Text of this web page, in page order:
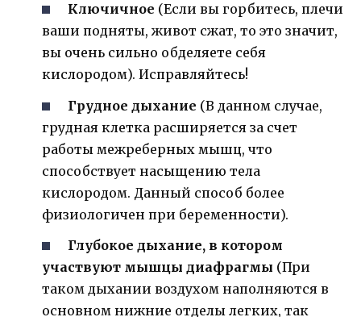
Ключичное (Если вы горбитесь, плечи
ваши подняты, живот сжат, то это значит,
вы очень сильно обделяете себя
кислородом). Исправляйтесь!
Грудное дыхание (В данном случае,
грудная клетка расширяется за счет
работы межреберных мышц, что
способствует насыщению тела
кислородом. Данный способ более
физиологичен при беременности).
Глубокое дыхание, в котором
участвуют мышцы диафрагмы (При
таком дыхании воздухом наполняются в
основном нижние отделы легких, так